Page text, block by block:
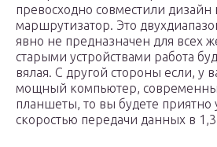
превосходно совместили дизайн
маршрутизатор. Это
явно не предназначен для всех
старыми устройствами работа
вялая. C другой стороны если, у
мощный компьютер,
планшеты, то вы будете приятно
скоростью передачи данных в